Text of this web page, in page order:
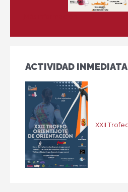
ACTIVIDAD INMEDIATA
XXII